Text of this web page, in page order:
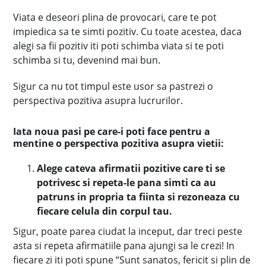
Viata e deseori plina de provocari, care te pot
impiedica sa te simti pozitiv. Cu toate acestea, daca
alegi sa fii pozitiv iti poti schimba viata si te poti
schimba si tu, devenind mai bun.
Sigur ca nu tot timpul este usor sa pastrezi o
perspectiva pozitiva asupra lucrurilor.
Iata noua pasi pe care-i poti face pentru a
mentine o perspectiva pozitiva asupra vietii:
Alege cateva afirmatii pozitive care ti se
potrivesc si repeta-le pana simti ca au
patruns in propria ta fiinta si rezoneaza cu
fiecare celula din corpul tau.
Sigur, poate parea ciudat la inceput, dar treci peste
asta si repeta afirmatiile pana ajungi sa le crezi! In
fiecare zi iti poti spune “Sunt sanatos, fericit si plin de